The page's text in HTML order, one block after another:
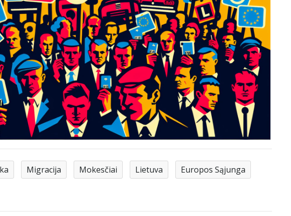
Migracija Mokesčiai Lietuva
Europos Sąjunga